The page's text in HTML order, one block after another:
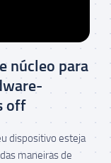
núcleo para
off
dispositivo esteja
maneiras de